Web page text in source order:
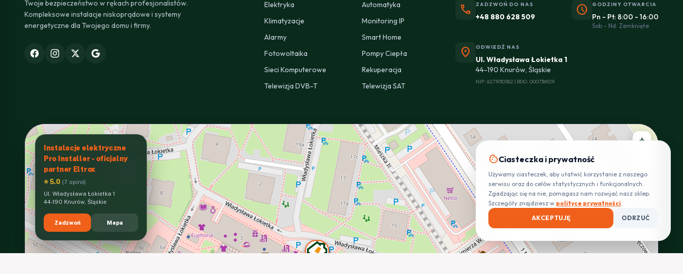
Twoje bezpieczeństwo w rękach profesjonalistów.
Kompleksowe instalacje niskoprądowe i systemy
energetyczne dla Twojego domu i firmy.
Elektryka
Automatyka
Klimatyzacje
Monitoring IP
Alarmy
Smart Home
Fotowoltaika
Pompy Ciepła
Sieci Komputerowe
Rekuperacja
Telewizja DVB-T
Telewizja SAT
phone ZADZWOŃ DO NAS
+48 880 628 509 schedule GODZINY OTWARCIA
Pn - Pt: 8:00 - 16:00
Sob - Nd: Zamknięte
location_on ODWIEDŹ NAS
Ul. Władysława Łokietka 1
44-190 Knurów, Śląskie
NIP: 6271930582 | BDO: 000736929
Instalacje elektryczne
Pro Installer - oficjalny
partner Eltrox
⭐ 5.0 (7 opinii)
Ul. Władysława Łokietka 1
44-190 Knurów, Śląskie
Zadzwoń Mapa
+
cookieCiasteczka i prywatność
Używamy ciasteczek, aby ułatwić korzystanie z naszego
serwisu oraz do celów statystycznych i funkcjonalnych.
Zgadzając się na nie, pomagasz nam rozwijać nasz sklep.
Szczegóły znajdziesz w polityce prywatności.
AKCEPTUJĘ
ODRZUĆ